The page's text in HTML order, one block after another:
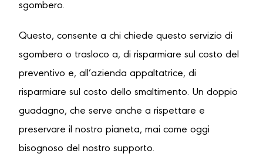
sgombero.
Questo, consente a chi chiede questo servizio di
sgombero o trasloco a, di risparmiare sul costo del
preventivo e, all’azienda appaltatrice, di
risparmiare sul costo dello smaltimento. Un doppio
guadagno, che serve anche a rispettare e
preservare il nostro pianeta, mai come oggi
bisognoso del nostro supporto.